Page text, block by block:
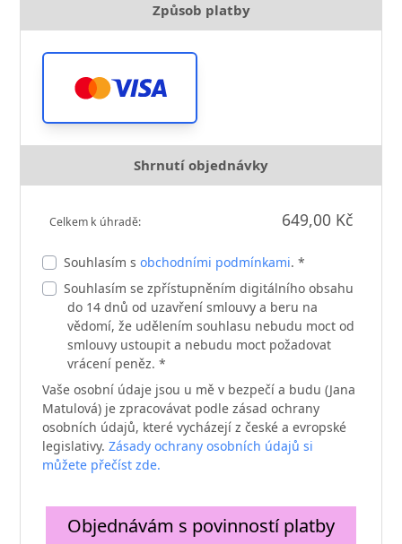
Způsob platby
Shrnutí objednávky
Celkem k úhradě: 649,00 Kč
Souhlasím sobchodními podmínkami. *
Souhlasím se zpřístupněním digitálního obsahu
do 14 dnů od uzavření smlouvy a beru na
vědomí, že udělením souhlasu nebudu moct od
smlouvy ustoupit a nebudu moct požadovat
vrácení peněz. *
Vaše osobní údaje jsou u mě v bezpečí a budu (Jana
Matulová) je zpracovávat podle zásad ochrany
osobních údajů, které vycházejí z české a evropské
legislativy.Zásady ochrany osobních údajů si
můžete přečíst zde.
Objednávám s povinností platby